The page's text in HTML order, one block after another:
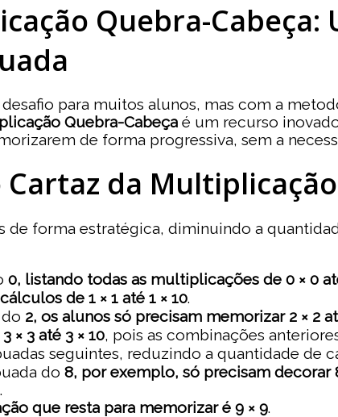
Quebra-
para muitos alunos, mas com a
Quebra-Cabeça é um recurso
de forma progressiva, sem a
da
de forma estratégica, diminuindo a
0, listando todas as multiplicações de 0 × 0
de 1 × 1 até 1 × 10.
2, os alunos só precisam memorizar 2 × 2
× 3 até 3 × 10, pois as combinações
seguintes, reduzindo a quantidade de
do 8, por exemplo, só precisam decorar
que resta para memorizar é 9 × 9.